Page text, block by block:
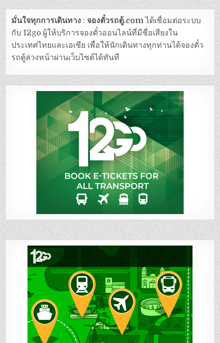
มั่นใจทุกการเดินทาง :จองตั๋วรถตู้.comได้เชื่อมต่อระบบ
กับ 12go ผู้ให้บริการจองตั๋วออนไลน์ที่มีชื่อเสียงใน
ประเทศไทยและเอเซีย เพื่อให้นักเดินทางทุกท่านได้จองตั๋ว
รถตู้ล่วงหน้าผ่านเว็บไซต์ได้ทันที